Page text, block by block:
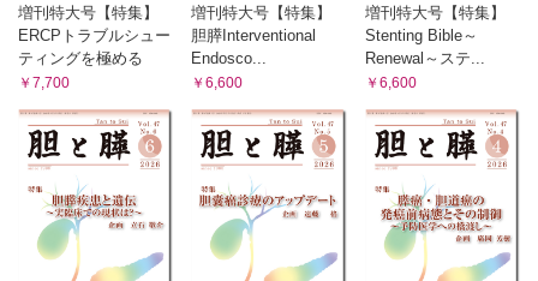
増刊特大号【特集】
ERCPトラブルシュー
ティングを極める
￥7,700
増刊特大号【特集】
胆膵Interventional
Endosco...
￥6,600
増刊特大号【特集】
Stenting Bible～
Renewal～ステ...
￥6,600